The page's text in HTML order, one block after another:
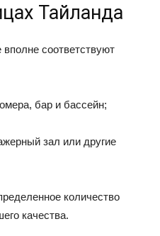
Тайланда
соответствуют
бар и бассейн;
зал или другие
количество
качества.